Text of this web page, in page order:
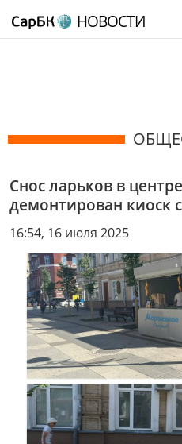
НОВОСТИ
Снос ларьков в
демонтирован киоск
16:54, 16 июля 2025